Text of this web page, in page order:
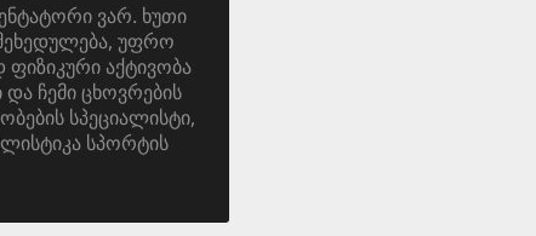
ვარ. ხუთი
უფრო
აქტივობა
ჩემი ცხოვრების
სპეციალისტი,
სპორტის